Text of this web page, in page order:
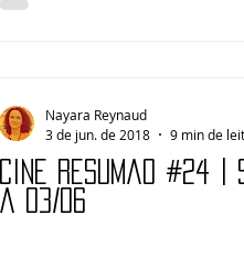
Cine Resumão #24 |
a 03/06
Nayara Reynaud
3 de jun. de 2018
9 min de